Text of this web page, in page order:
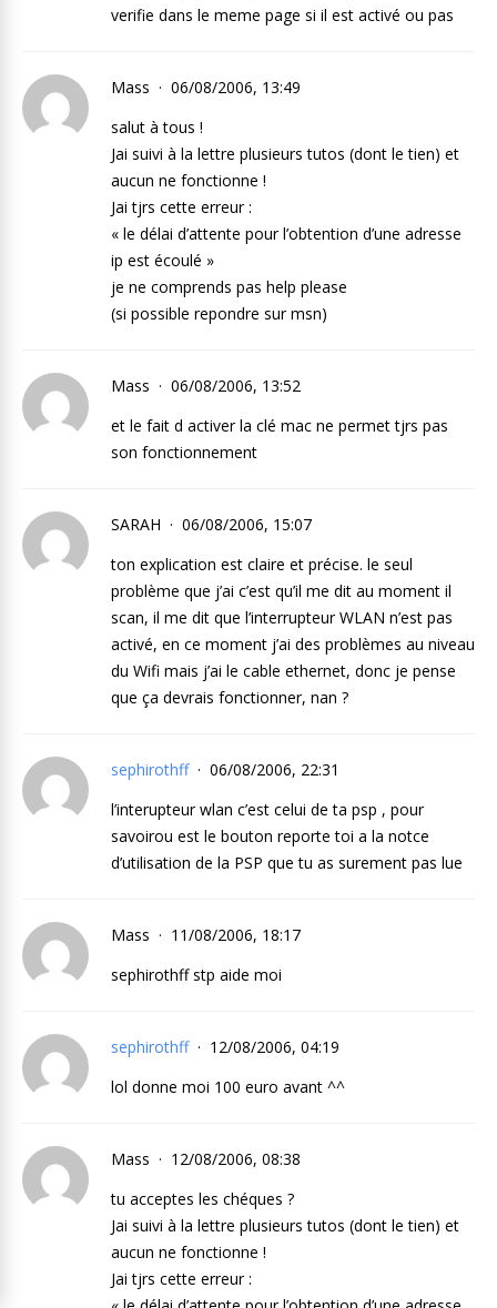
verifie dans le meme page si il est activé ou pas
Mass
06/08/2006, 13:49
salut à tous !
Jai suivi à la lettre plusieurs tutos (dont le tien) et
aucun ne fonctionne !
Jai tjrs cette erreur :
« le délai d’attente pour l’obtention d’une adresse
ip est écoulé »
je ne comprends pas help please
(si possible repondre sur msn)
Mass
06/08/2006, 13:52
et le fait d activer la clé mac ne permet tjrs pas
son fonctionnement
SARAH
06/08/2006, 15:07
ton explication est claire et précise. le seul
problème que j’ai c’est qu’il me dit au moment il
scan, il me dit que l’interrupteur WLAN n’est pas
activé, en ce moment j’ai des problèmes au niveau
du Wifi mais j’ai le cable ethernet, donc je pense
que ça devrais fonctionner, nan ?
sephirothff
06/08/2006, 22:31
l’interupteur wlan c’est celui de ta psp , pour
savoirou est le bouton reporte toi a la notce
d’utilisation de la PSP que tu as surement pas lue
Mass
11/08/2006, 18:17
sephirothff stp aide moi
sephirothff
12/08/2006, 04:19
lol donne moi 100 euro avant ^^
Mass
12/08/2006, 08:38
tu acceptes les chéques ?
Jai suivi à la lettre plusieurs tutos (dont le tien) et
aucun ne fonctionne !
Jai tjrs cette erreur :